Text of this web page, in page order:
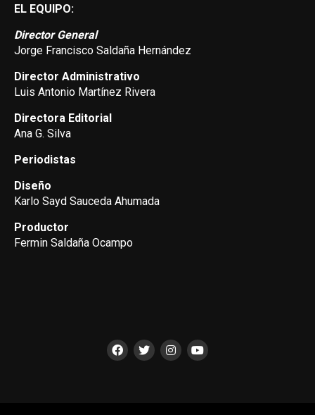
EL EQUIPO:
Director General
Jorge Francisco Saldaña Hernández
Director Administrativo
Luis Antonio Martínez Rivera
Directora Editorial
Ana G. Silva
Periodistas
Diseño
Karlo Sayd Sauceda Ahumada
Productor
Fermin Saldaña Ocampo